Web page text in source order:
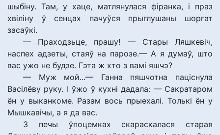
шыбіну. Там, у хаце, матлянулася фіранка, і праз
хвіліну ў сенцах пачуўся прыглушаны шоргат
засаўкі.
— Праходзьце, прашу! — Стары Ляшкевіч,
наспех адзеты, стаяў на парозе.— А я думаў, што
вас ужо не будзе. Гэта ж хто з вамі яшчэ?
— Муж мой...— Ганна пяшчотна паціснула
Васілёву руку. І ўжо ў кухні дадала: — Сакратаром
ён у выканкоме. Разам вось прыехалі. Толькі ён у
Мышкавічы, а я да вас.
З печы ўпоцемках скараскалася старая